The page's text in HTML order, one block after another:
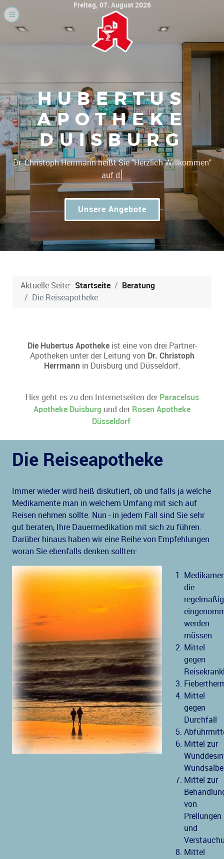
Freitag, 07. August 2026
HUBERTUS
APOTHEKE
DUISBURG
Dr. Christoph Herrmann|
Unsere Angebote
Aktuelle Seite: Startseite
Beratung
Die Reiseapotheke
Die Hubertus Apothekeist eine von drei Partner-
Apotheken unter der Leitung von Dr. Christoph
Herrmannin Duisburg und Düsseldorf.
Hier geht es zu den Internetseiten der Paracelsus
Apotheke Duisburg und der Rosen Apotheke
Düsseldorf.
Die Reiseapotheke
Immer wieder wird heiß diskutiert, ob und falls ja welche
Medikamente man in welchem Umfang mit sich auf
Reisen nehmen sollte. Nun - in jedem Fall sind Sie sehr
gut beraten, Ihre Dauermedikation mit sich zu führen.
Darüber hinaus haben wir eine Reihe von Empfehlungen
woran Sie ebenfalls denken sollten:
die
regelmäßig
werden
müssen
Mittel
gegen
Mittel
gegen
Durchfall
Mittel zur
Wundsalbe
Mittel zur
von
Prellungen
und
Mittel